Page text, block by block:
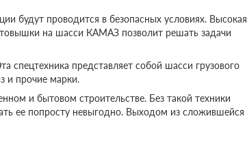
будут проводится в безопасных условиях. Высокая
на шасси КАМАЗ позволит решать задачи
спецтехника представляет собой шасси грузового
и прочие марки.
и бытовом строительстве. Без такой техники
ее попросту невыгодно. Выходом из сложившейся